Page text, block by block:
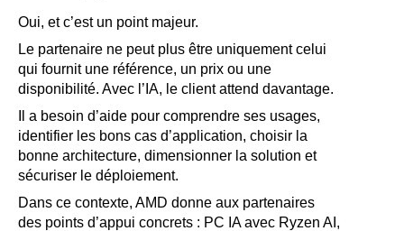
Oui, et c’est un point majeur.
Le partenaire ne peut plus être uniquement celui
qui fournit une référence, un prix ou une
disponibilité. Avec l’IA, le client attend davantage.
Il a besoin d’aide pour comprendre ses usages,
identifier les bons cas d’application, choisir la
bonne architecture, dimensionner la solution et
sécuriser le déploiement.
Dans ce contexte, AMD donne aux partenaires
des points d’appui concrets : PC IA avec Ryzen AI,